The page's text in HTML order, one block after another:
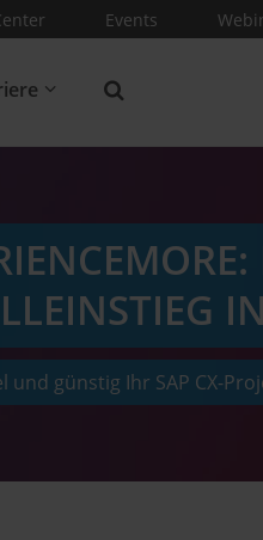
Events
und günstig Ihr SAP CX-